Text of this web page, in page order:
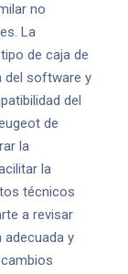
no
La
de caja de
del software y
del
de
la
la
técnicos
a revisar
y